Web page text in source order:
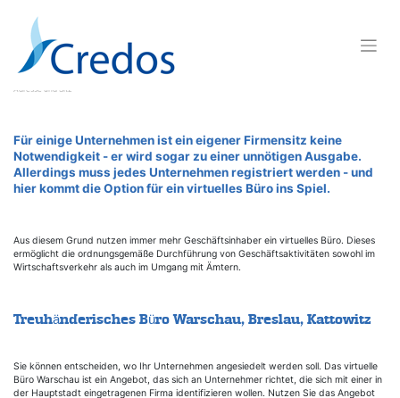
content
Virtuelles Büro
Adresse und Sitz
Für einige Unternehmen ist ein eigener Firmensitz keine
Notwendigkeit - er wird sogar zu einer unnötigen Ausgabe.
Allerdings muss jedes Unternehmen registriert werden - und
hier kommt die Option für ein virtuelles Büro ins Spiel.
Aus diesem Grund nutzen immer mehr Geschäftsinhaber ein virtuelles Büro. Dieses
ermöglicht die ordnungsgemäße Durchführung von Geschäftsaktivitäten sowohl im
Wirtschaftsverkehr als auch im Umgang mit Ämtern.
Treuhänderisches Büro Warschau, Breslau, Kattowitz
Sie können entscheiden, wo Ihr Unternehmen angesiedelt werden soll. Das virtuelle
Büro Warschau ist ein Angebot, das sich an Unternehmer richtet, die sich mit einer in
der Hauptstadt eingetragenen Firma identifizieren wollen. Nutzen Sie das Angebot